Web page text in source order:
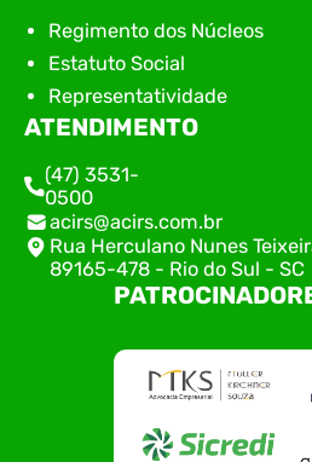
Regimento dos Núcleos
Estatuto Social
Representatividade
ATENDIMENTO
(47) 3531-
0500
acirs@acirs.com.br
Rua Herculano Nunes
89165-478 - Rio do Sul - SC